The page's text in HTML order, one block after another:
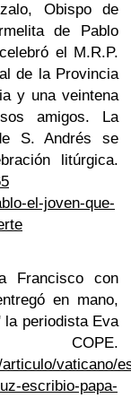
Obispo de
de Pablo
el M.R.P.
de la Provincia
y una veintena
amigos. La
S. Andrés se
litúrgica.
el-joven-que-
Francisco con
en mano,
la periodista Eva
COPE.
vaticano/
escribio-papa-